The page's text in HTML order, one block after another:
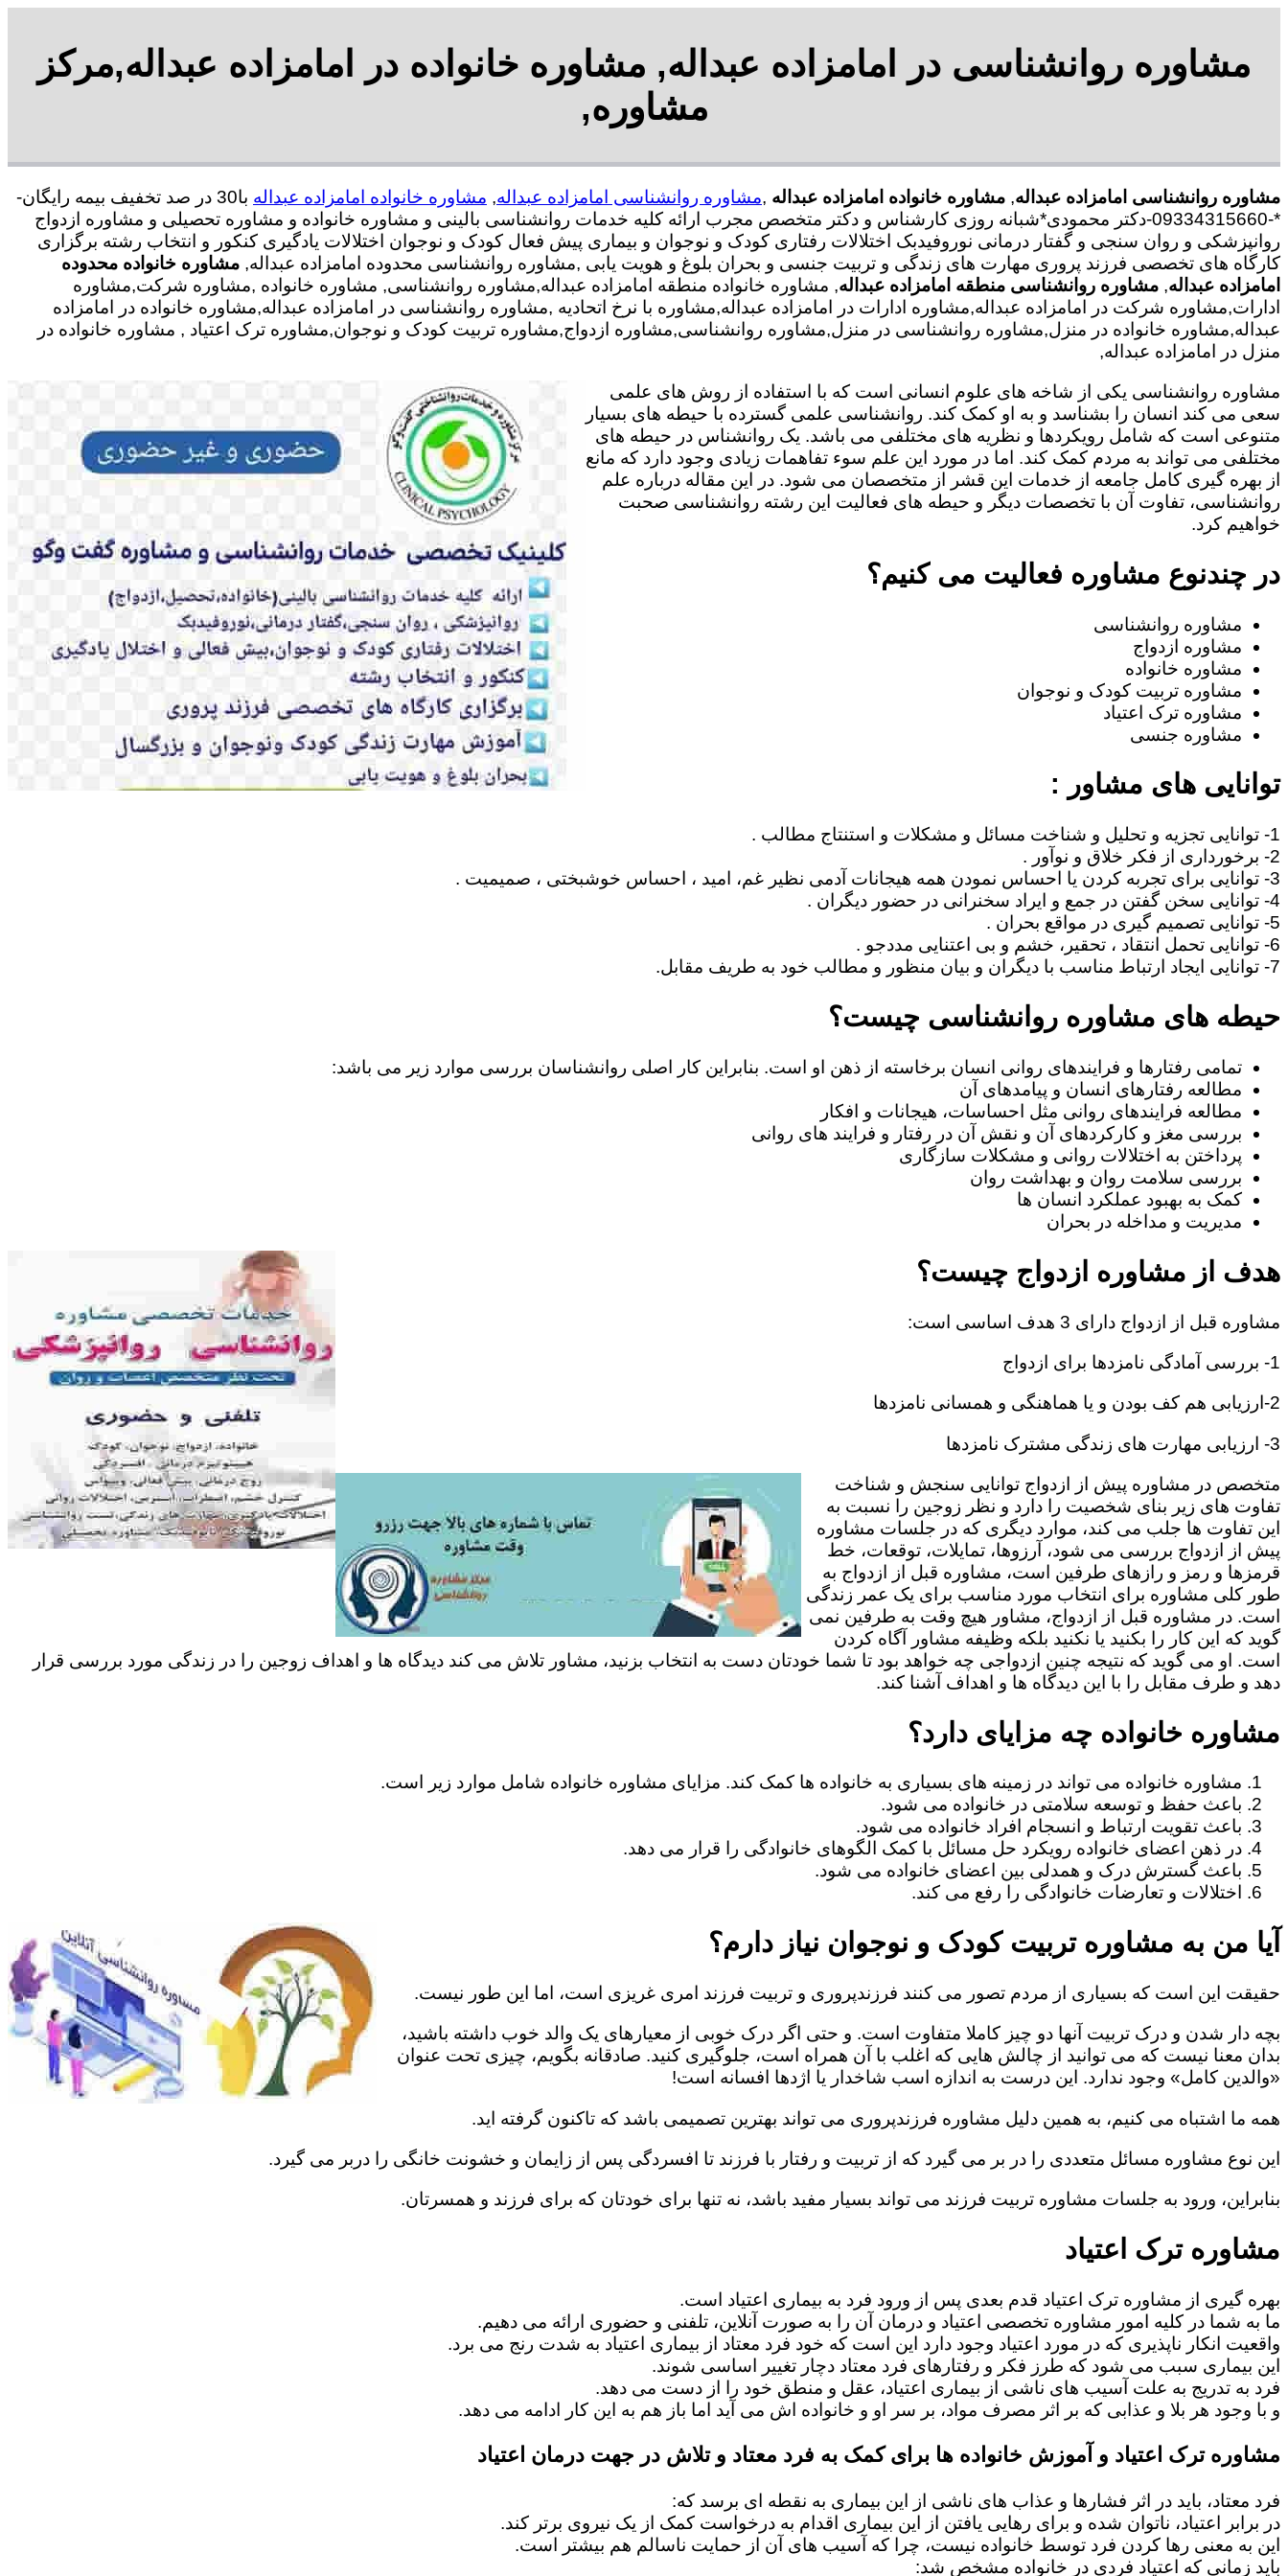
مشاوره روانشناسی در امامزاده عبداله, مشاوره خانواده در امامزاده عبداله,مرکز
مشاوره,
مشاوره روانشناسی امامزاده عبداله, مشاوره خانواده امامزاده عبداله ,مشاوره روانشناسی امامزاده عبداله, مشاوره خانواده امامزاده عبداله
با30 در صد تخفیف بیمه رایگان-
*-09334315660-دکتر محمودی*شبانه روزی کارشناس و دکتر متخصص مجرب ارائه کلیه خدمات روانشناسی بالینی و مشاوره خانواده و مشاوره تحصیلی و مشاوره ازدواج
روانپزشکی و روان سنجی و گفتار درمانی نوروفیدبک اختلالات رفتاری کودک و نوجوان و بیماری پیش فعال کودک و نوجوان اختلالات یادگیری کنکور و انتخاب رشته برگزاری
کارگاه های تخصصی فرزند پروری مهارت های زندگی و تربیت جنسی و بحران بلوغ و هویت یابی ,مشاوره روانشناسی محدوده امامزاده عبداله, مشاوره خانواده محدوده
امامزاده عبداله, مشاوره روانشناسی منطقه امامزاده عبداله, مشاوره خانواده منطقه امامزاده عبداله,مشاوره روانشناسی, مشاوره خانواده ,مشاوره شرکت,مشاوره
ادارات,مشاوره شرکت در امامزاده عبداله,مشاوره ادارات در امامزاده عبداله,مشاوره با نرخ اتحادیه ,مشاوره روانشناسی در امامزاده عبداله,مشاوره خانواده در امامزاده
عبداله,مشاوره خانواده در منزل,مشاوره روانشناسی در منزل,مشاوره روانشناسی,مشاوره ازدواج,مشاوره تربیت کودک و نوجوان,مشاوره ترک اعتیاد , مشاوره خانواده در
منزل در امامزاده عبداله,
مشاوره روانشناسی یکی از شاخه های علوم انسانی است که با استفاده از روش های علمی
سعی می کند انسان را بشناسد و به او کمک کند. روانشناسی علمی گسترده با حیطه های بسیار
متنوعی است که شامل رویکردها و نظریه های مختلفی می باشد. یک روانشناس در حیطه های
مختلفی می تواند به مردم کمک کند. اما در مورد این علم سوء تفاهمات زیادی وجود دارد که مانع
از بهره گیری کامل جامعه از خدمات این قشر از متخصصان می شود. در این مقاله درباره علم
روانشناسی، تفاوت آن با تخصصات دیگر و حیطه های فعالیت این رشته روانشناسی صحبت
خواهیم کرد.
در چندنوع مشاوره فعالیت می کنیم؟
مشاوره روانشناسی
مشاوره ازدواج
مشاوره خانواده
مشاوره تربیت کودک و نوجوان
مشاوره ترک اعتیاد
مشاوره جنسی
توانایی های مشاور :
1- توانایی تجزیه و تحلیل و شناخت مسائل و مشکلات و استنتاج مطالب .
2- برخورداری از فکر خلاق و نوآور .
3- توانایی برای تجربه کردن یا احساس نمودن همه هیجانات آدمی نظیر غم، امید ، احساس خوشبختی ، صمیمیت .
4- توانایی سخن گفتن در جمع و ایراد سخنرانی در حضور دیگران .
5- توانایی تصمیم گیری در مواقع بحران .
6- توانایی تحمل انتقاد ، تحقیر، خشم و بی اعتنایی مددجو .
7- توانایی ایجاد ارتباط مناسب با دیگران و بیان منظور و مطالب خود به طریف مقابل.
حیطه های مشاوره روانشناسی چیست؟
تمامی رفتارها و فرایندهای روانی انسان برخاسته از ذهن او است. بنابراین کار اصلی روانشناسان بررسی موارد زیر می باشد:
مطالعه رفتارهای انسان و پیامدهای آن
مطالعه فرایندهای روانی مثل احساسات، هیجانات و افکار
بررسی مغز و کارکردهای آن و نقش آن در رفتار و فرایند های روانی
پرداختن به اختلالات روانی و مشکلات سازگاری
بررسی سلامت روان و بهداشت روان
کمک به بهبود عملکرد انسان ها
مدیریت و مداخله در بحران
هدف از مشاوره ازدواج چیست؟
مشاوره قبل از ازدواج دارای 3 هدف اساسی است:
1- بررسی آمادگی نامزدها برای ازدواج
2-ارزیابی هم کف بودن و یا هماهنگی و همسانی نامزدها
3- ارزیابی مهارت های زندگی مشترک نامزدها
متخصص در مشاوره پیش از ازدواج توانایی سنجش و شناخت
تفاوت های زیر بنای شخصیت را دارد و نظر زوجین را نسبت به
این تفاوت ها جلب می کند، موارد دیگری که در جلسات مشاوره
پیش از ازدواج بررسی می شود، آرزوها، تمایلات، توقعات، خط
قرمزها و رمز و رازهای طرفین است، مشاوره قبل از ازدواج به
طور کلی مشاوره برای انتخاب مورد مناسب برای یک عمر زندگی
است. در مشاوره قبل از ازدواج، مشاور هیچ وقت به طرفین نمی
گوید که این کار را بکنید یا نکنید بلکه وظیفه مشاور آگاه کردن
است. او می گوید که نتیجه چنین ازدواجی چه خواهد بود تا شما خودتان دست به انتخاب بزنید، مشاور تلاش می کند دیدگاه ها و اهداف زوجین را در زندگی مورد بررسی قرار
دهد و طرف مقابل را با این دیدگاه ها و اهداف آشنا کند.
مشاوره خانواده چه مزایای دارد؟
مشاوره خانواده می تواند در زمینه های بسیاری به خانواده ها کمک کند. مزایای مشاوره خانواده شامل موارد زیر است.
باعث حفظ و توسعه سلامتی در خانواده می شود.
باعث تقویت ارتباط و انسجام افراد خانواده می شود.
در ذهن اعضای خانواده رویکرد حل مسائل با کمک الگوهای خانوادگی را قرار می دهد.
باعث گسترش درک و همدلی بین اعضای خانواده می شود.
اختلالات و تعارضات خانوادگی را رفع می کند.
آیا من به مشاوره تربیت کودک و نوجوان نیاز دارم؟
حقیقت این است که بسیاری از مردم تصور می کنند فرزندپروری و تربیت فرزند امری غریزی است، اما این طور نیست.
بچه دار شدن و درک تربیت آنها دو چیز کاملا متفاوت است. و حتی اگر درک خوبی از معیارهای یک والد خوب داشته باشید،
بدان معنا نیست که می توانید از چالش هایی که اغلب با آن همراه است، جلوگیری کنید. صادقانه بگویم، چیزی تحت عنوان
«والدین کامل» وجود ندارد. این درست به اندازه اسب شاخدار یا اژدها افسانه است!
همه ما اشتباه می کنیم، به همین دلیل مشاوره فرزندپروری می تواند بهترین تصمیمی باشد که تاکنون گرفته اید.
این نوع مشاوره مسائل متعددی را در بر می گیرد که از تربیت و رفتار با فرزند تا افسردگی پس از زایمان و خشونت خانگی را دربر می گیرد.
بنابراین، ورود به جلسات مشاوره تربیت فرزند می تواند بسیار مفید باشد، نه تنها برای خودتان که برای فرزند و همسرتان.
مشاوره ترک اعتیاد
بهره گیری از مشاوره ترک اعتیاد قدم بعدی پس از ورود فرد به بیماری اعتیاد است.
ما به شما در کلیه امور مشاوره تخصصی اعتیاد و درمان آن را به صورت آنلاین، تلفنی و حضوری ارائه می دهیم.
واقعیت انکار ناپذیری که در مورد اعتیاد وجود دارد این است که خود فرد معتاد از بیماری اعتیاد به شدت رنج می برد.
این بیماری سبب می شود که طرز فکر و رفتارهای فرد معتاد دچار تغییر اساسی شوند.
فرد به تدریج به علت آسیب های ناشی از بیماری اعتیاد، عقل و منطق خود را از دست می دهد.
و با وجود هر بلا و عذابی که بر اثر مصرف مواد، بر سر او و خانواده اش می آید اما باز هم به این کار ادامه می دهد.
مشاوره ترک اعتیاد و آموزش خانواده ها برای کمک به فرد معتاد و تلاش در جهت درمان اعتیاد
فرد معتاد، باید در اثر فشارها و عذاب های ناشی از این بیماری به نقطه ای برسد که:
در برابر اعتیاد، ناتوان شده و برای رهایی یافتن از این بیماری اقدام به درخواست کمک از یک نیروی برتر کند.
این به معنی رها کردن فرد توسط خانواده نیست، چرا که آسیب های آن از حمایت ناسالم هم بیشتر است.
باید زمانی که اعتیاد فردی در خانواده مشخص شد: